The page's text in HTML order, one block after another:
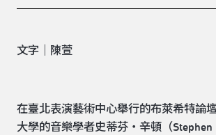
文字｜陳萱
在臺北表演藝術中心舉行的布萊希特論
大學的音樂學者史蒂芬・辛頓（